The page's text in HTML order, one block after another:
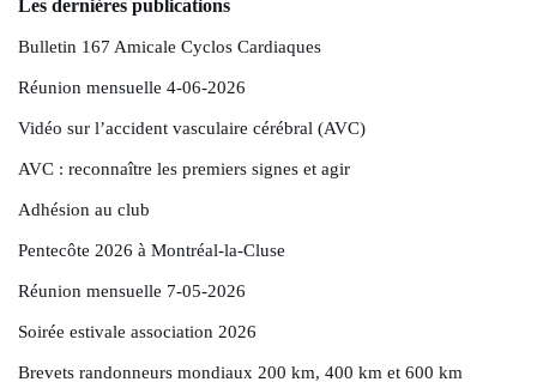
Les dernières publications
Bulletin 167 Amicale Cyclos Cardiaques
Réunion mensuelle 4-06-2026
Vidéo sur l’accident vasculaire cérébral (AVC)
AVC : reconnaître les premiers signes et agir
Adhésion au club
Pentecôte 2026 à Montréal-la-Cluse
Réunion mensuelle 7-05-2026
Soirée estivale association 2026
Brevets randonneurs mondiaux 200 km, 400 km et 600 km